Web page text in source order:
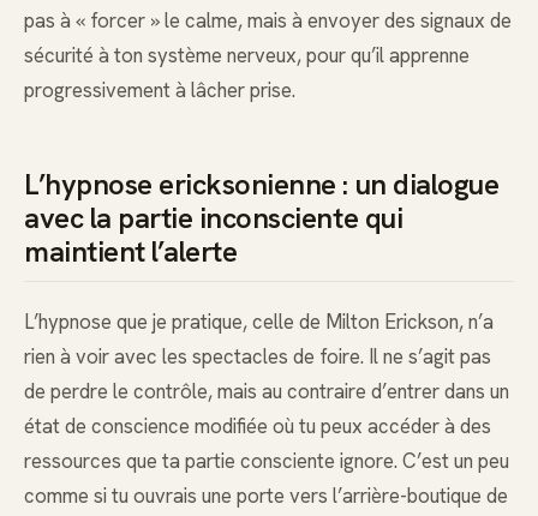
pas à « forcer » le calme, mais à envoyer des signaux de
sécurité à ton système nerveux, pour qu’il apprenne
progressivement à lâcher prise.
L’hypnose ericksonienne : un dialogue
avec la partie inconsciente qui
maintient l’alerte
L’hypnose que je pratique, celle de Milton Erickson, n’a
rien à voir avec les spectacles de foire. Il ne s’agit pas
de perdre le contrôle, mais au contraire d’entrer dans un
état de conscience modifiée où tu peux accéder à des
ressources que ta partie consciente ignore. C’est un peu
comme si tu ouvrais une porte vers l’arrière-boutique de